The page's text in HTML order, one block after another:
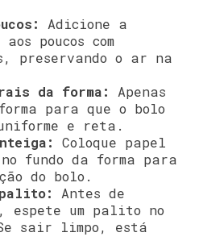
Adicione a
poucos com
preservando o ar na
da forma:
Apenas
para que o bolo
e reta.
Coloque papel
fundo da forma para
do bolo.
Antes de
um palito no
sair limpo, está